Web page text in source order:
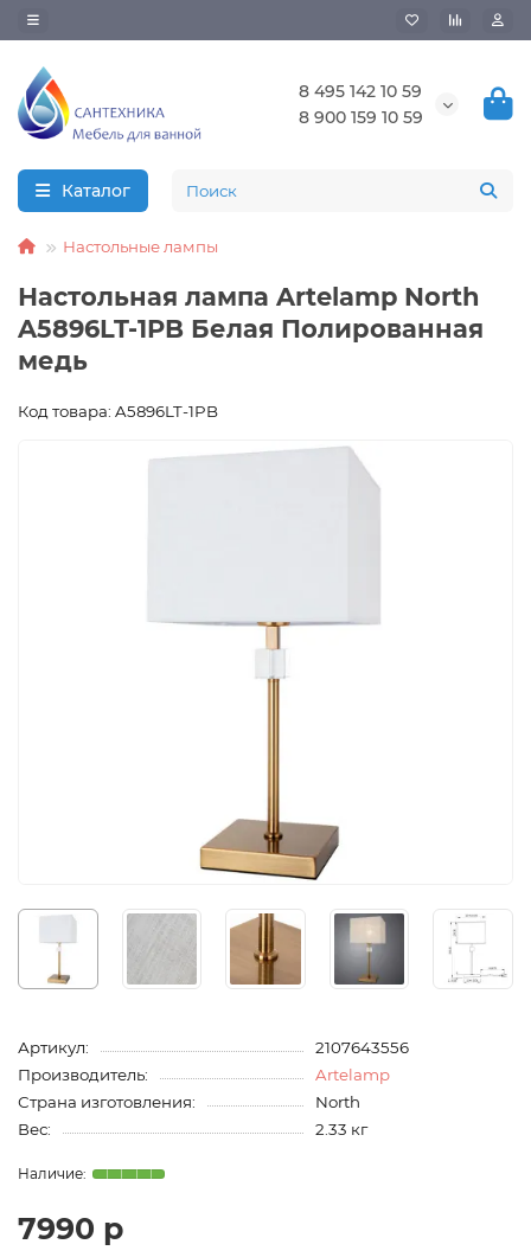
8 495 142 10 59
8 900 159 10 59
Каталог
Настольные лампы
Настольная лампа Artelamp North
A5896LT-1PB Белая Полированная
медь
Код товара: A5896LT-1PB
Артикул:
2107643556
Производитель:
Artelamp
Страна изготовления:
North
Вес:
2.33 кг
7990 р